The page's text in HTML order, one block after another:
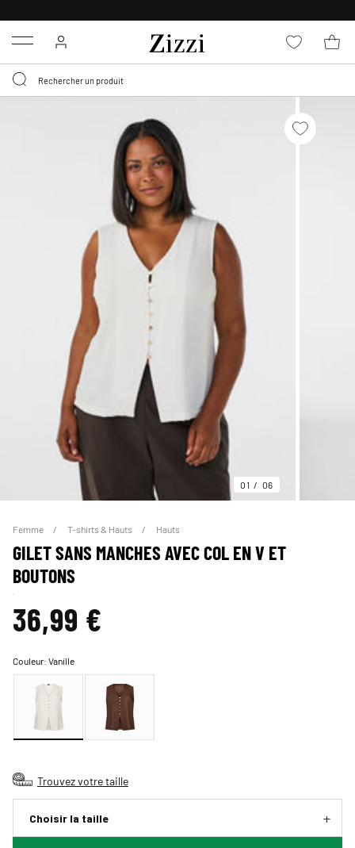
Menu
01 06
Femme T-shirts & Hauts Hauts
GILET SANS MANCHES AVEC COL EN V ET
BOUTONS
36,99 €
Couleur:Vanille
Trouvez votre taille
Choisir la taille